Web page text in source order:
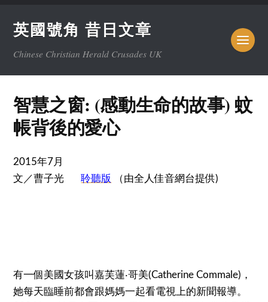
英國號角 昔日文章
Chinese Christian Herald Crusades UK
智慧之窗: (感動生命的故事) 蚊
帳背後的愛心
2015年7月
文／曹子光聆聽版 （由全人佳音網台提供)
有一個美國女孩叫嘉芙蓮‧哥美(Catherine Commale)，
她每天臨睡前都會跟媽媽一起看電視上的新聞報導。